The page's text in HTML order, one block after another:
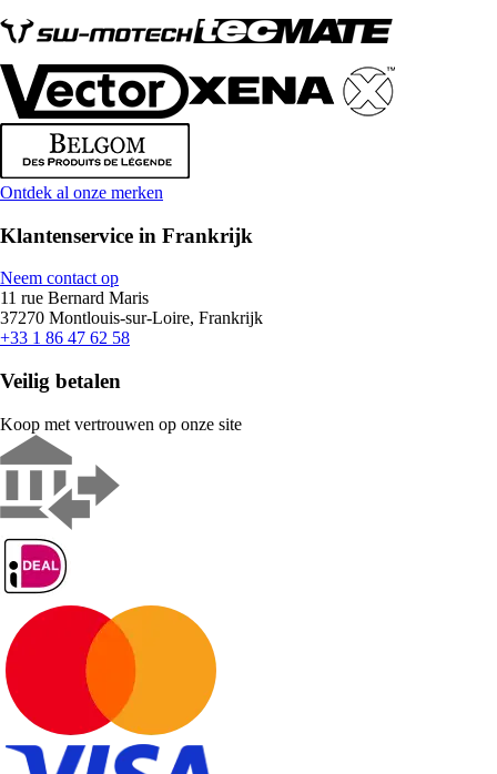
Ontdek al onze merken
Klantenservice in Frankrijk
Neem contact op
11 rue Bernard Maris
37270 Montlouis-sur-Loire, Frankrijk
+33 1 86 47 62 58
Veilig betalen
Koop met vertrouwen op onze site